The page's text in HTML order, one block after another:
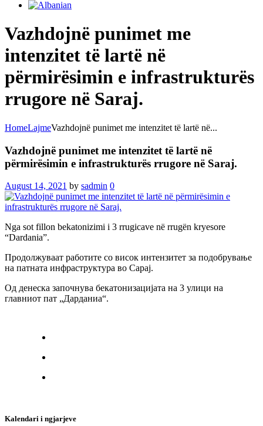
Vazhdojnë punimet me
intenzitet të lartë në
përmirësimin e infrastrukturës
rrugore në Saraj.
HomeLajmeVazhdojnë punimet me intenzitet të lartë në...
Vazhdojnë punimet me intenzitet të lartë në
përmirësimin e infrastrukturës rrugore në Saraj.
August 14, 2021 by sadmin 0
Nga sot fillon bekatonizimi i 3 rrugicave në rrugën kryesore
“Dardania”.
Продолжуваат работите со висок интензитет за подобрување
на патната инфраструктура во Сарај.
Од денеска започнува бекатонизацијата на 3 улици на
главниот пат „Дарданиа“.
Kalendari i ngjarjeve